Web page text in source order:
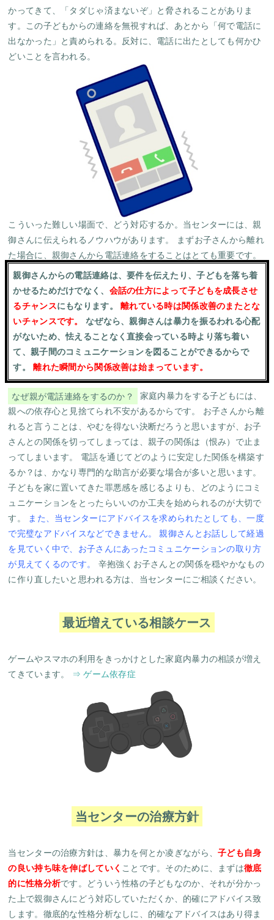
かってきて、「タダじゃ済まないぞ」と脅されることがありま
す。この子どもからの連絡を無視すれば、あとから「何で電話に
出なかった」と責められる。反対に、電話に出たとしても何かひ
どいことを言われる。
こういった難しい場面で、どう対応するか。当センターには、親
御さんに伝えられるノウハウがあります。 まずお子さんから離れ
た場合に、親御さんから電話連絡をすることはとても重要です。
親御さんからの電話連絡は、要件を伝えたり、子どもを落ち着
かせるためだけでなく、 会話の仕方によって子どもを成長させ
るチャンスにもなります。離れている時は関係改善のまたとな
いチャンスです。
なぜなら、親御さんは暴力を振るわれる心配
がないため、怯えることなく直接会っている時より落ち着い
て、親子間のコミュニケーションを図ることができるからで
す。離れた瞬間から関係改善は始まっています。
なぜ親が電話連絡をするのか？
家庭内暴力をする子どもには、
親への依存心と 見捨てられ不安があるからです。 お子さんから離
れると言うことは、やむを得ない決断だろうと思いますが、お子
さんとの関係を切ってしまっては、親子の関係は（恨み）で止ま
ってしまいます。 電話を通じてどのように安定した関係を構築す
るか？は、かなり専門的な助言が必要な場合が多いと思います。
子どもを家に置いてきた罪悪感を感じるよりも、どのようにコミ
ュニケーションをとったらいいのか工夫を始められるのが大切で
す。
また、当センターにアドバイスを求められたとしても、一度
で完璧なアドバイスなどできません。
親御さんとお話しして経過
を見ていく中で、お子さんにあったコミュニケーションの取り方
が見えてくるのです。
辛抱強くお子さんとの関係を穏やかなもの
に作り直したいと思われる方は、当センターにご相談ください。
最近増えている相談ケース
ゲームやスマホの利用をきっかけとした家庭内暴力の相談が増え
てきています。
⇒ ゲーム依存症
当センターの治療方針
当センターの治療方針は、暴力を何とか凌ぎながら、子ども自身
の良い持ち味を伸ばしていく ことです。そのために、まずは徹底
的に性格分析です。
どういう性格の子どもなのか、それが分かっ
た上で親御さんにどう対応していただくか、的確にアドバイス致
します。徹底的な性格分析なしに、的確なアドバイスはあり得ま